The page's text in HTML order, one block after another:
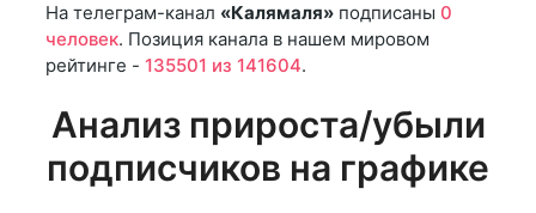
На телеграм-канал «Калямаля» подписаны 0
человек. Позиция канала в нашем мировом
рейтинге - 135501 из 141604.
Анализ прироста/убыли
подписчиков на графике